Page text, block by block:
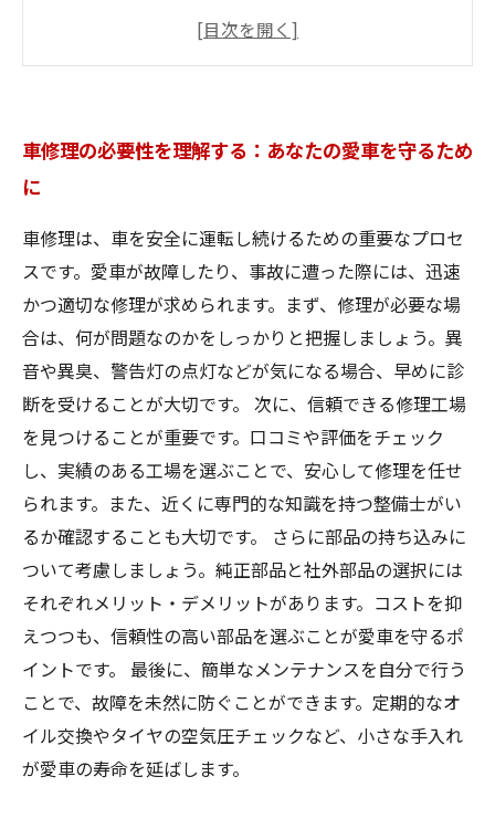
修理がスムーズに進むための準備：必要な情報
択をするには
簡単メンテナンスで愛車を守る：あなたにもで
きること
スムーズな車修理を実現するための総まとめ
車修理の必要性を理解する：あなたの愛車を守るため
に
車修理は、車を安全に運転し続けるための重要なプロセ
スです。愛車が故障したり、事故に遭った際には、迅速
かつ適切な修理が求められます。まず、修理が必要な場
合は、何が問題なのかをしっかりと把握しましょう。異
音や異臭、警告灯の点灯などが気になる場合、早めに診
断を受けることが大切です。 次に、信頼できる修理工場
を見つけることが重要です。口コミや評価をチェック
し、実績のある工場を選ぶことで、安心して修理を任せ
られます。また、近くに専門的な知識を持つ整備士がい
るか確認することも大切です。 さらに部品の持ち込みに
ついて考慮しましょう。純正部品と社外部品の選択には
それぞれメリット・デメリットがあります。コストを抑
えつつも、信頼性の高い部品を選ぶことが愛車を守るポ
イントです。 最後に、簡単なメンテナンスを自分で行う
ことで、故障を未然に防ぐことができます。定期的なオ
イル交換やタイヤの空気圧チェックなど、小さな手入れ
が愛車の寿命を延ばします。